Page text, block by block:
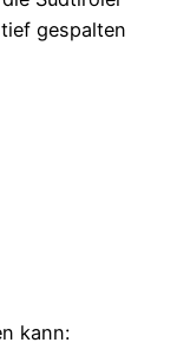
gespalten
kann: